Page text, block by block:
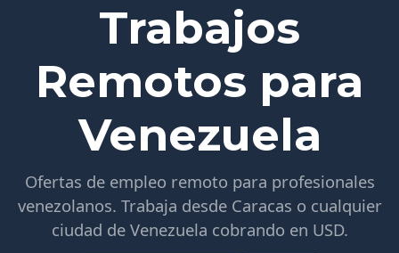
Trabajos
Remotos para
Venezuela
Ofertas de empleo remoto para profesionales
venezolanos. Trabaja desde Caracas o cualquier
ciudad de Venezuela cobrando en USD.